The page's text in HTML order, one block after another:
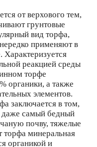
от верхового тем,
грунтовые
вид торфа,
применяют в
Характеризуется
реакцией среды
торфе
органики, а также
элементов.
заключается в том,
самый бедный
почву, тяжелые
торфа минеральная
органикой и